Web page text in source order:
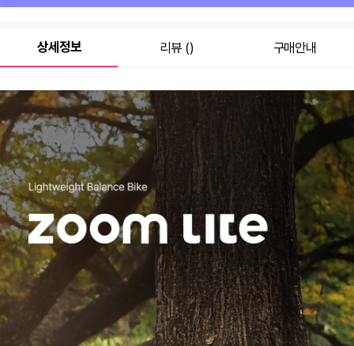
상세정보 리뷰 () 구매안내